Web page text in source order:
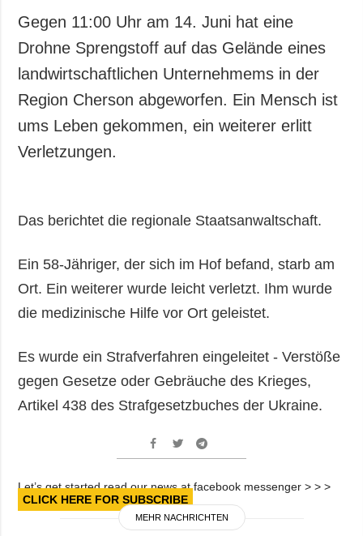
ZUSÄTZLICH
Veröffentlichungen
Interview
Fotos
Video
LEISTUNGEN
Abonnement
Fotobank
Gegen 11:00 Uhr am 14. Juni hat eine
Drohne Sprengstoff auf das Gelände eines
landwirtschaftlichen Unternehmems in der
Region Cherson abgeworfen. Ein Mensch ist
ums Leben gekommen, ein weiterer erlitt
Verletzungen.
Das berichtet die regionale Staatsanwaltschaft.
Ein 58-Jähriger, der sich im Hof befand, starb am
Ort. Ein weiterer wurde leicht verletzt. Ihm wurde
die medizinische Hilfe vor Ort geleistet.
Es wurde ein Strafverfahren eingeleitet - Verstöße
gegen Gesetze oder Gebräuche des Krieges,
Artikel 438 des Strafgesetzbuches der Ukraine.
Let’s get started read our news at facebook messenger > > >
CLICK HERE FOR SUBSCRIBE
MEHR NACHRICHTEN